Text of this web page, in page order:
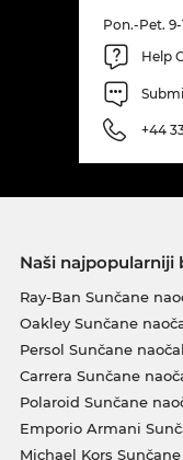
Pon.-Pet. 9-
Help
+44
Naši najpopularniji
Ray-Ban Sunčane
Oakley Sunčane
Persol Sunčane
Carrera Sunčane
Polaroid Sunčane
Emporio Armani
Michael Kors